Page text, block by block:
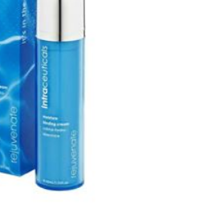
Rejuvenate